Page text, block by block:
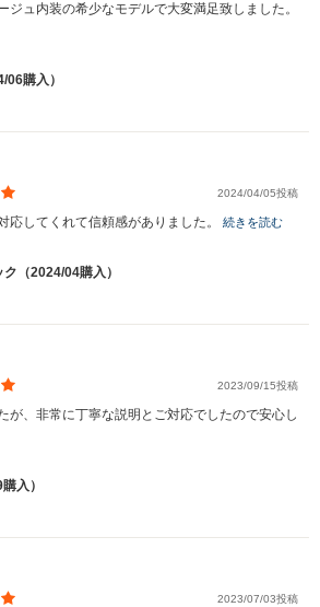
ジュ内装の希少なモデルで大変満足致しました。
購入）
2024/04/05投稿
応してくれて信頼感がありました。 続きを読む
（2024/04購入）
2023/09/15投稿
が、非常に丁寧な説明とご対応でしたので安心し
入）
2023/07/03投稿